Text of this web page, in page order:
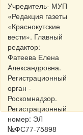
Учредитель- МУП
«Редакция газеты
«Краснокутские
вести». Главный
редактор:
Фатеева Елена
Александровна.
Регистрационный
орган -
Роскомнадзор.
Регистрационный
номер: ЭЛ
№ФС77-75898